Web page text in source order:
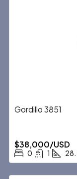
Gordillo 3851
$38,000/USD
0 1